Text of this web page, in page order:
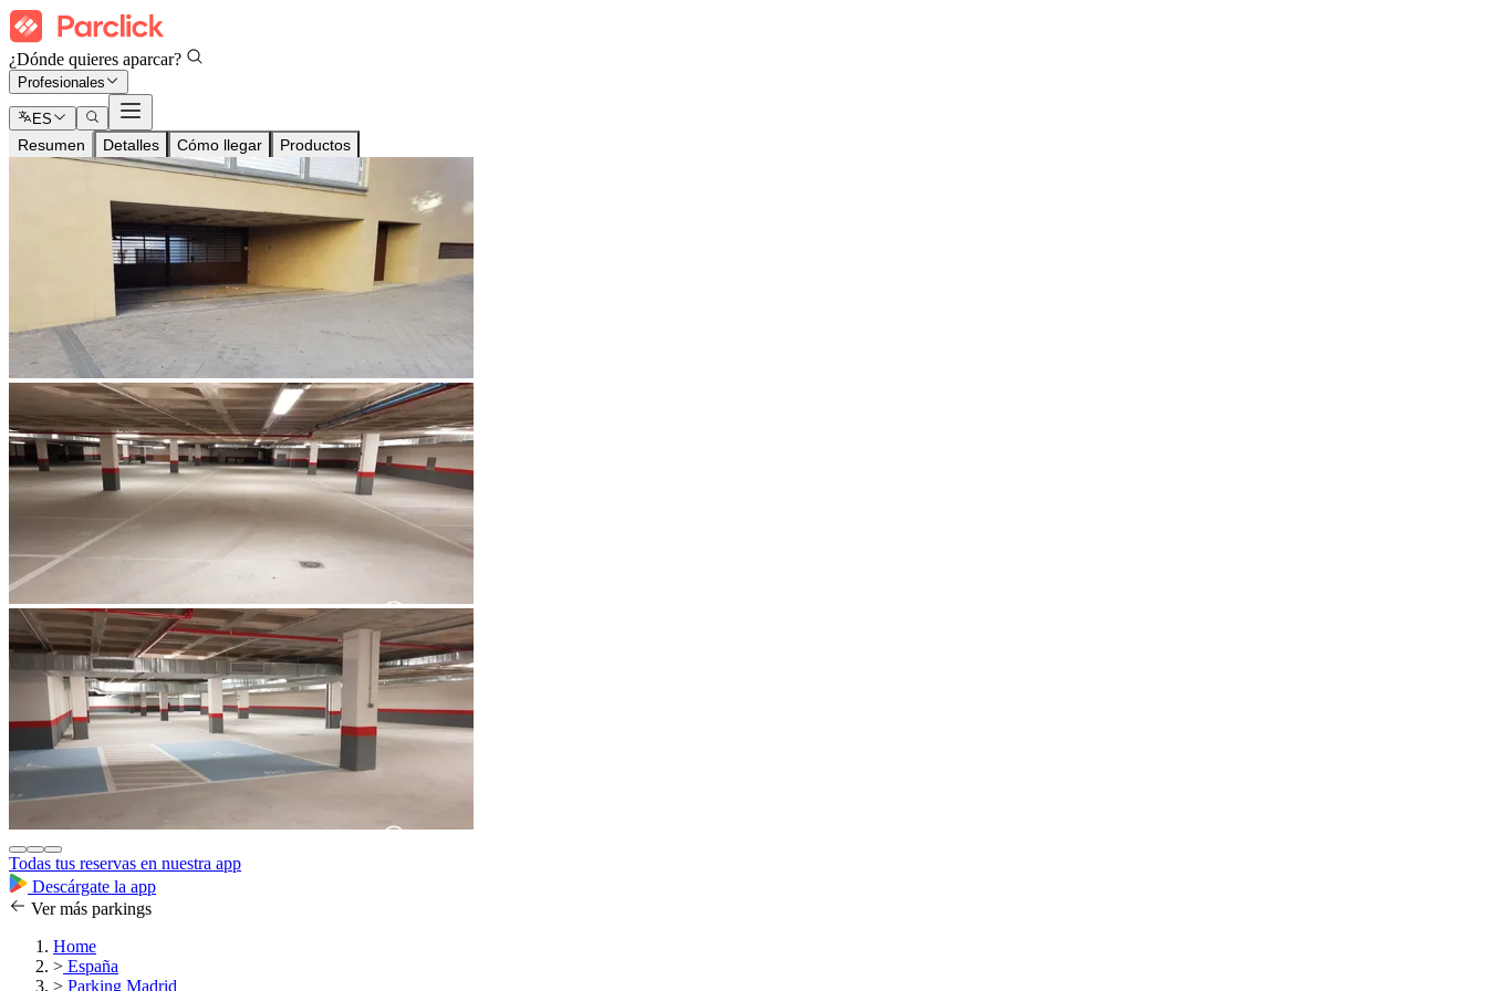
¿Dónde quieres aparcar?
Profesionales
ES
Resumen Detalles Cómo llegar Productos
Todas tus reservas en nuestra app
Descárgate la app
Ver más parkings
Home
> España
> Parking Madrid